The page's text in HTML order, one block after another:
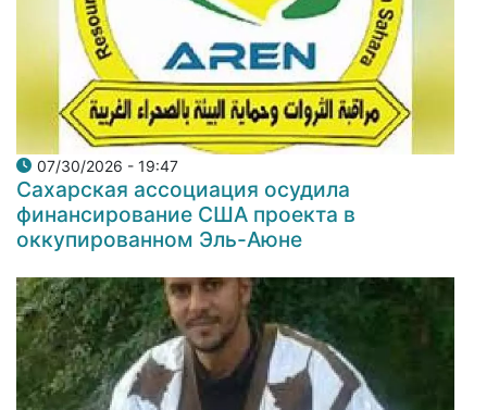
07/30/2026 - 19:47
Сахарская ассоциация осудила
финансирование США проекта в
оккупированном Эль-Аюне